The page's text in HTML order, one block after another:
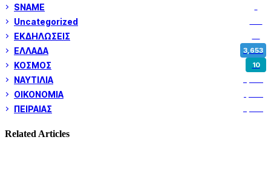
SNAME
Uncategorized
ΕΚΔΗΛΩΣΕΙΣ
ΕΛΛΑΔΑ 3,653
ΚΟΣΜΟΣ 10
ΝΑΥΤΙΛΙΑ
ΟΙΚΟΝΟΜΙΑ
ΠΕΙΡΑΙΑΣ
Related Articles